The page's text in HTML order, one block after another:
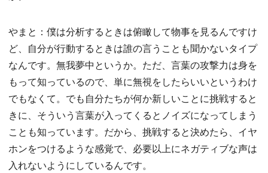
やまと：僕は分析するときは俯瞰して物事を見るんですけ
ど、自分が行動するときは誰の言うことも聞かないタイプ
なんです。無我夢中というか。ただ、言葉の攻撃力は身を
もって知っているので、単に無視をしたらいいというわけ
でもなくて。でも自分たちが何か新しいことに挑戦すると
きに、そういう言葉が入ってくるとノイズになってしまう
ことも知っています。だから、挑戦すると決めたら、イヤ
ホンをつけるような感覚で、必要以上にネガティブな声は
入れないようにしているんです。